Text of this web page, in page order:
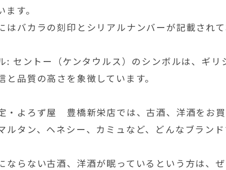
ます。
はバカラの刻印とシリアルナンバーが記載され
: セントー（ケンタウルス）のシンボルは、ギ
と品質の高さを象徴しています。
・よろず屋 豊橋新栄店では、古酒、洋酒をお買
ルタン、ヘネシー、カミュなど、どんなブランド
ならない古酒、洋酒が眠っているという方は、